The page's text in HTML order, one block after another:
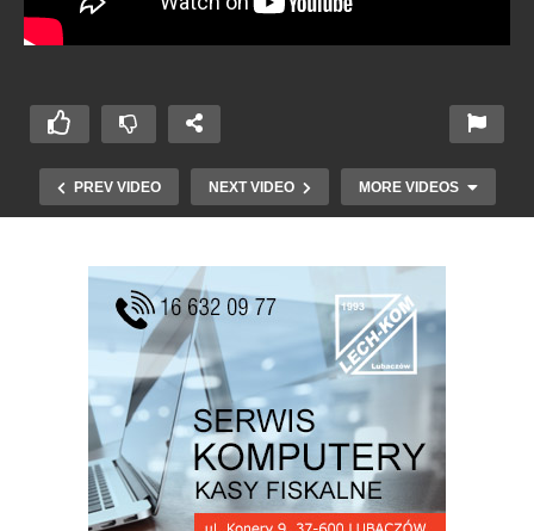
PREV VIDEO NEXT VIDEO MORE VIDEOS
Herody w Lubaczowie